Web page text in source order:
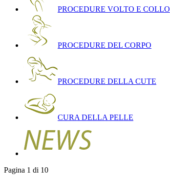
PROCEDURE VOLTO E COLLO
PROCEDURE DEL CORPO
PROCEDURE DELLA CUTE
CURA DELLA PELLE
Pagina 1 di 10